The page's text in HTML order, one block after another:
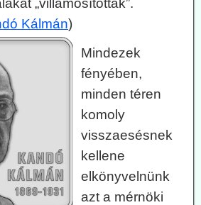
„villamosították”.
Kálmán)
Mindezek
fényében,
minden téren
komoly
visszaesésnek
kellene
elkönyvelnünk
azt a mérnöki